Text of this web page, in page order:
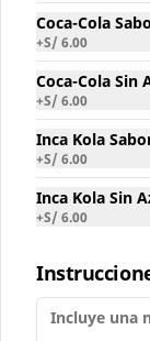
Redes
Instagram
Facebook
Mi cuenta
Pedir
Política
Haga clic en
cookies a fin
Coca-Cola
+S/ 6.00
Coca-Cola Sin
+S/ 6.00
Inca Kola
+S/ 6.00
Inca Kola Sin
+S/ 6.00